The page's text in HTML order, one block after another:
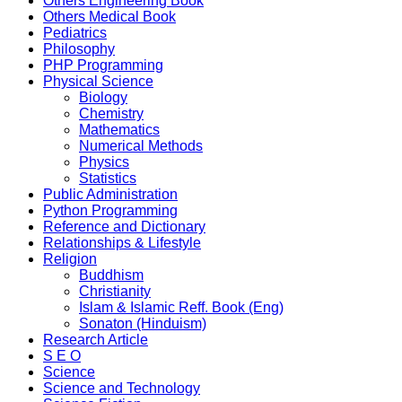
Others Medical Book
Pediatrics
Philosophy
PHP Programming
Physical Science
Biology
Chemistry
Mathematics
Numerical Methods
Physics
Statistics
Public Administration
Python Programming
Reference and Dictionary
Relationships & Lifestyle
Religion
Buddhism
Christianity
Islam & Islamic Reff. Book (Eng)
Sonaton (Hinduism)
Research Article
S E O
Science
Science and Technology